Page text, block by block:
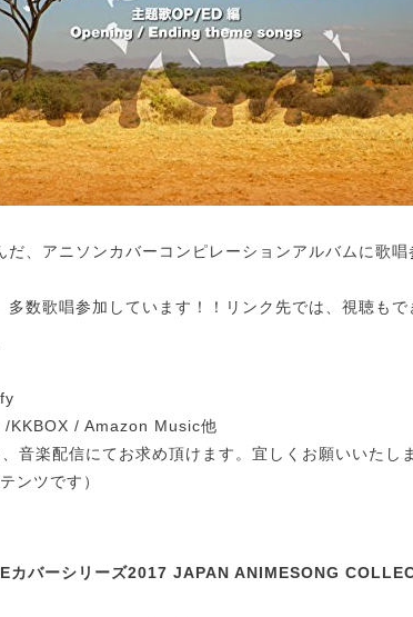
、アニソンカバーコンピレーションアルバムに歌唱
数歌唱参加しています！！リンク先では、視聴もで
KKBOX / Amazon Music他
音楽配信にてお求め頂けます。宜しくお願いいたし
ンツです）
カバーシリーズ2017 JAPAN ANIMESONG